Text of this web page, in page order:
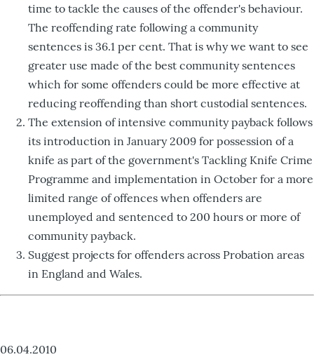
time to tackle the causes of the offender's behaviour.
The reoffending rate following a community
sentences is 36.1 per cent. That is why we want to see
greater use made of the best community sentences
which for some offenders could be more effective at
reducing reoffending than short custodial sentences.
The extension of intensive community payback follows
its introduction in January 2009 for possession of a
knife as part of the government's Tackling Knife Crime
Programme and implementation in October for a more
limited range of offences when offenders are
unemployed and sentenced to 200 hours or more of
community payback.
Suggest projects for offenders across Probation areas
in England and Wales.
06.04.2010